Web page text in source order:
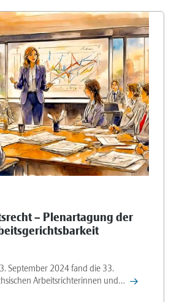
– Plenartagung der
September 2024 fand die 33.
Arbeitsrichterinnen und…